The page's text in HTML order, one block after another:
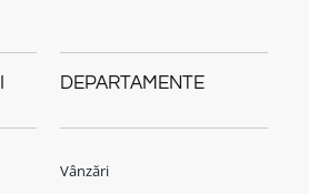
DEPARTAMENTE
Vânzări